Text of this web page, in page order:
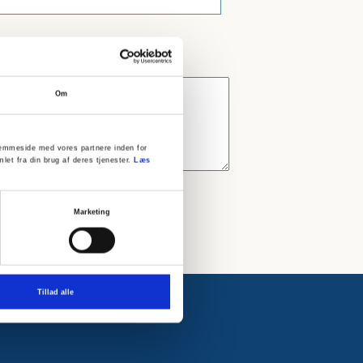
Om
med vores partnere inden for
fra din brug af deres tjenester.Læs
Marketing
Tillad alle